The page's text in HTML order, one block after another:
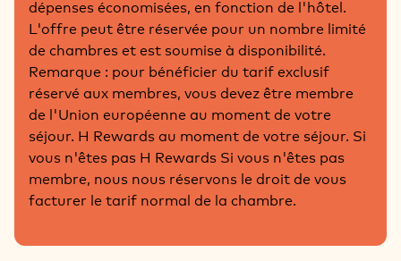
dépenses économisées, en fonction de l'hôtel.
L'offre peut être réservée pour un nombre limité
de chambres et est soumise à disponibilité.
Remarque : pour bénéficier du tarif exclusif
réservé aux membres, vous devez être membre
de l'Union européenne au moment de votre
séjour. H Rewards au moment de votre séjour. Si
vous n'êtes pas H Rewards Si vous n'êtes pas
membre, nous nous réservons le droit de vous
facturer le tarif normal de la chambre.